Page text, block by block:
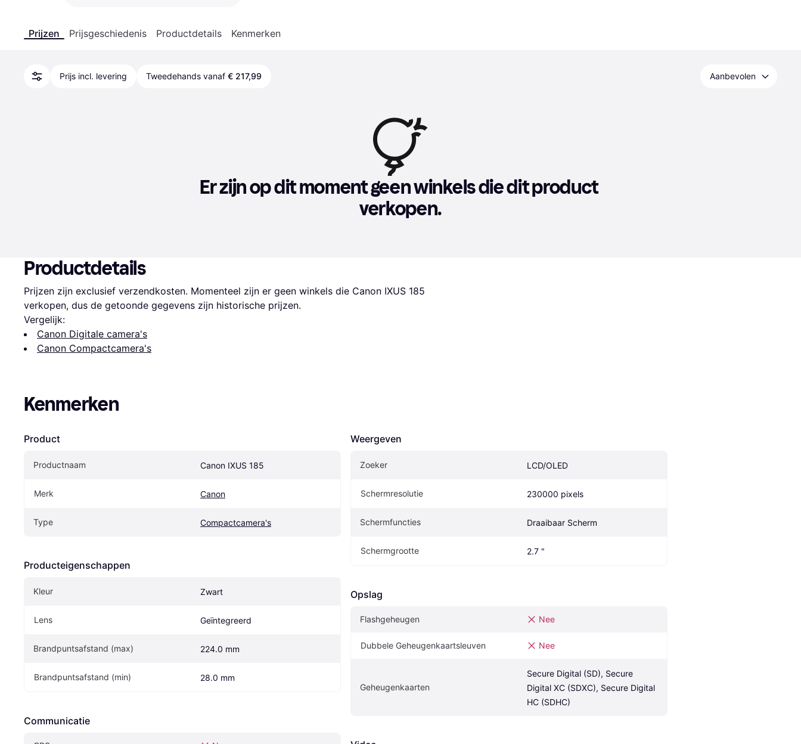
Prijzen Prijsgeschiedenis Productdetails Kenmerken
Prijs incl. levering Tweedehands vanaf € 217,99 Aanbevolen
Er zijn op dit moment geen winkels die dit product
verkopen.
Productdetails
Prijzen zijn exclusief verzendkosten. Momenteel zijn er geen winkels die Canon IXUS 185
verkopen, dus de getoonde gegevens zijn historische prijzen.
Vergelijk:
Canon Digitale camera's
Canon Compactcamera's
Kenmerken
Product
Productnaam Canon IXUS 185
Merk Canon
Type Compactcamera's
Producteigenschappen
Kleur Zwart
Lens Geïntegreerd
Brandpuntsafstand (max) 224.0 mm
Brandpuntsafstand (min) 28.0 mm
Communicatie
Weergeven
Zoeker LCD/OLED
Schermresolutie 230000 pixels
Schermfuncties Draaibaar Scherm
Schermgrootte 2.7 "
Opslag
Flashgeheugen Nee
Dubbele Geheugenkaartsleuven Nee
Geheugenkaarten
Secure Digital (SD), Secure
Digital XC (SDXC), Secure Digital
HC (SDHC)